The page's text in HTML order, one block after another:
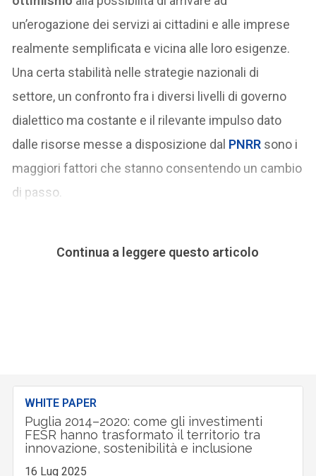
un’erogazione dei servizi ai cittadini e alle imprese
realmente semplificata e vicina alle loro esigenze.
Una certa stabilità nelle strategie nazionali di
settore, un confronto fra i diversi livelli di governo
dialettico ma costante e il rilevante impulso dato
dalle risorse messe a disposizione dal PNRR sono i
maggiori fattori che stanno consentendo un cambio
di passo.
Continua a leggere questo articolo
WHITE PAPER
Puglia 2014–2020: come gli investimenti
FESR hanno trasformato il territorio tra
innovazione, sostenibilità e inclusione
16 Lug 2025